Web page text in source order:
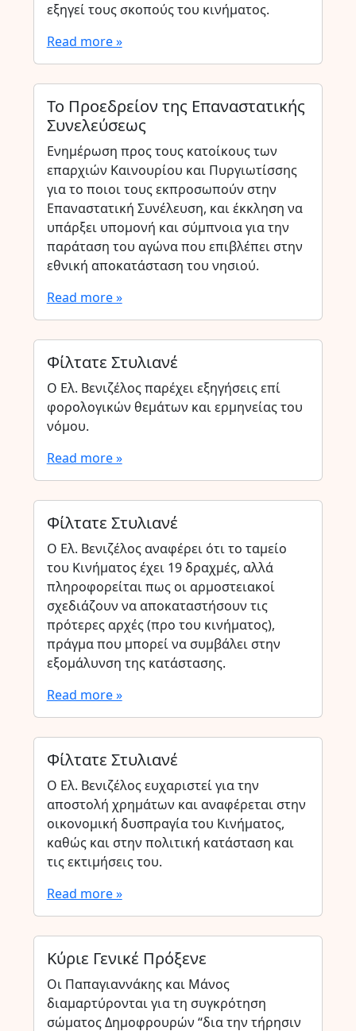
εξηγεί τους σκοπούς του κινήματος.
Read more »
Το Προεδρείον της Επαναστατικής
Συνελεύσεως
Ενημέρωση προς τους κατοίκους των
επαρχιών Καινουρίου και Πυργιωτίσσης
για το ποιοι τους εκπροσωπούν στην
Επαναστατική Συνέλευση, και έκκληση να
υπάρξει υπομονή και σύμπνοια για την
παράταση του αγώνα που επιβλέπει στην
εθνική αποκατάσταση του νησιού.
Read more »
Φίλτατε Στυλιανέ
Ο Ελ. Βενιζέλος παρέχει εξηγήσεις επί
φορολογικών θεμάτων και ερμηνείας του
νόμου.
Read more »
Φίλτατε Στυλιανέ
Ο Ελ. Βενιζέλος αναφέρει ότι το ταμείο
του Κινήματος έχει 19 δραχμές, αλλά
πληροφορείται πως οι αρμοστειακοί
σχεδιάζουν να αποκαταστήσουν τις
πρότερες αρχές (προ του κινήματος),
πράγμα που μπορεί να συμβάλει στην
εξομάλυνση της κατάστασης.
Read more »
Φίλτατε Στυλιανέ
Ο Ελ. Βενιζέλος ευχαριστεί για την
αποστολή χρημάτων και αναφέρεται στην
οικονομική δυσπραγία του Κινήματος,
καθώς και στην πολιτική κατάσταση και
τις εκτιμήσεις του.
Read more »
Κύριε Γενικέ Πρόξενε
Οι Παπαγιαννάκης και Μάνος
διαμαρτύρονται για τη συγκρότηση
σώματος Δημοφρουρών “δια την τήρησιν